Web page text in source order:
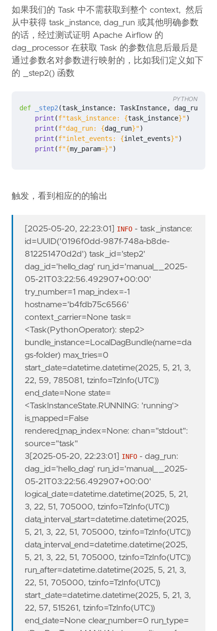
如果我们的 Task 中不需获取到整个 context, 然后
从中获得 task_instance, dag_run 或其他明确参数
的话，经过测试证明 Apache Airflow 的
dag_processor 在获取 Task 的参数信息后最后是
通过参数名对参数进行映射的，比如我们定义如下
的 _step2() 函数
def _step2(task_instance: TaskInstance, dag_run
print (f"task_instance: {task_instance}")
print (f"dag_run: {dag_run}")
print (f"inlet_events: {inlet_events}")
print (f"{my_param=}")
PYTHON
触发，看到相应的的输出
2025-05-20, 22:23:01 INFO -task_instance:
id=UUID('0196f0dd-987f-748a-b8de-
812251470d2d') task_id='step2'
dag_id='hello_dag' run_id='manual__2025-
05-21T03:22:56.492907+00:00'
try_number=1 map_index=-1
hostname='b4fdb75c6566'
context_carrier=None task=
<Task(PythonOperator): step2>
bundle_instance=LocalDagBundle(name=da
gs-folder) max_tries=0
start_date=datetime.datetime(2025, 5, 21, 3,
22, 59, 785081, tzinfo=TzInfo(UTC))
end_date=None state=
<TaskInstanceState.RUNNING: 'running'>
is_mapped=False
rendered_map_index=None:chan="stdout":
source="task"
3[ 2025-05-20, 22:23:01 INFO -dag_run:
dag_id='hello_dag' run_id='manual__2025-
05-21T03:22:56.492907+00:00'
logical_date=datetime.datetime(2025, 5, 21,
3, 22, 51, 705000, tzinfo=TzInfo(UTC))
data_interval_start=datetime.datetime(2025,
5, 21, 3, 22, 51, 705000, tzinfo=TzInfo(UTC))
data_interval_end=datetime.datetime(2025,
5, 21, 3, 22, 51, 705000, tzinfo=TzInfo(UTC))
run_after=datetime.datetime(2025, 5, 21, 3,
22, 51, 705000, tzinfo=TzInfo(UTC))
start_date=datetime.datetime(2025, 5, 21, 3,
22, 57, 515261, tzinfo=TzInfo(UTC))
end_date=None clear_number=0 run_type=